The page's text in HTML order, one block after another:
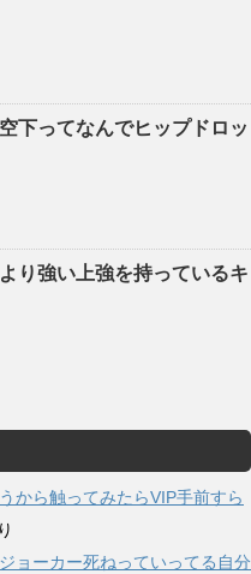
下ってなんでヒップドロッ
り強い上強を持っているキ
から触ってみたらVIP手前すら
ョーカー死ねっていってる自分